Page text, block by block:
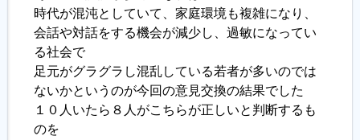
時代が混沌としていて、家庭環境も複雑になり、
会話や対話をする機会が減少し、過敏になってい
る社会で
足元がグラグラし混乱している若者が多いのでは
ないかというのが今回の意見交換の結果でした
１０人いたら８人がこちらが正しいと判断するも
のを